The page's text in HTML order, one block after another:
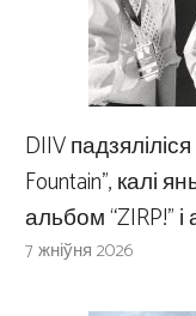
DIIV
Fountain”, калі
альбом “ZIRP!”
7 жніўня 2026